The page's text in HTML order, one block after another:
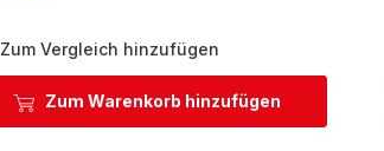
Zum Vergleich hinzufügenEmotion+
Set
2
Zum Warenkorb hinzufügen